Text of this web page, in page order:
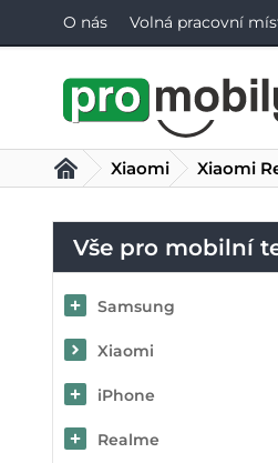
O nás Volná pracovní
Vše pro mobilní
Samsung
Xiaomi
iPhone
Realme
Xiaomi Xiaomi